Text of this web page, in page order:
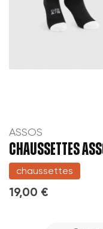
ASSOS
CHAUSSETTES
chaussettes
19,00 €